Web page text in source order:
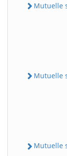
Mutuelle
Mutuelle
Mutuelle